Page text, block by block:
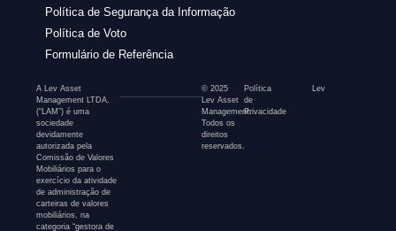
Política de Segurança da Informação
Política de Voto
Formulário de Referência
A Lev Asset
Management LTDA.
(“LAM”) é uma
sociedade
devidamente
autorizada pela
Comissão de Valores
Mobiliários para o
exercício da atividade
de administração de
carteiras de valores
mobiliários, na
categoria “gestora de
© 2025
Lev Asset
Management.
Todos os
direitos
reservados.
Política
de
Privacidade
Lev